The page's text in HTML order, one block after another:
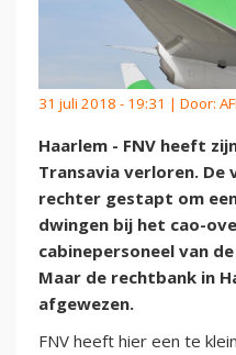
31 juli 2018 - 19:31 | Door:
Haarlem - FNV heeft
Transavia verloren. De
rechter gestapt om
dwingen bij het cao-
cabinepersoneel van
Maar de rechtbank in
afgewezen.
FNV heeft hier een te